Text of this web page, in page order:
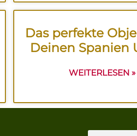
Das perfekte
Deinen Spanien
WEITERLESEN »